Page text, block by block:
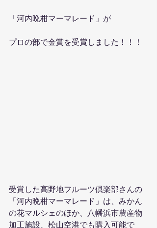
「河内晩柑マーマレード」が
プロの部で金賞を受賞しました！！！
受賞した高野地フルーツ倶楽部さんの
「河内晩柑マーマレード」は、みかん
の花マルシェのほか、八幡浜市農産物
加工施設、松山空港でも購入可能で